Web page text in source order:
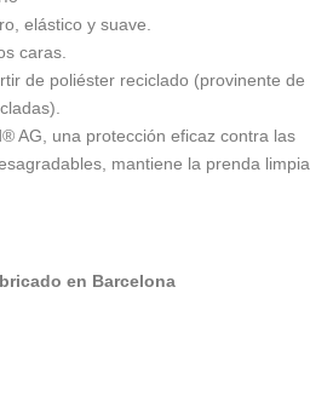
elástico y suave.
caras.
de poliéster reciclado (provinente de
AG, una protección eficaz contra las
mantiene la prenda limpia
en Barcelona